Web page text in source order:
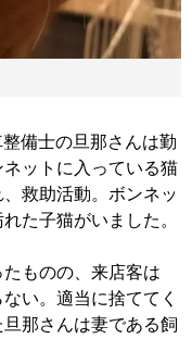
備士の旦那さんは勤
ットに入っている猫
救助活動。ボンネッ
た子猫がいました。
ものの、来店客は
い。適当に捨ててく
那さんは妻である飼